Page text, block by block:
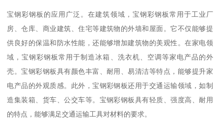
宝钢彩钢板的应用广泛。在建筑领域，宝钢彩钢板常用于工业厂
房、仓库、商业建筑、住宅等建筑物的外墙和屋面。它不仅能够提
供良好的保温和防水性能，还能够增加建筑物的美观性。在家电领
域，宝钢彩钢板常用于制造冰箱、洗衣机、空调等家电产品的外
壳。宝钢彩钢板具有颜色丰富、耐用、易清洁等特点，能够提升家
电产品的外观质感。此外，宝钢彩钢板还用于交通运输领域，如制
造集装箱、货车、公交车等。宝钢彩钢板具有轻质、强度高、耐用
的特点，能够满足交通运输工具对材料的要求。